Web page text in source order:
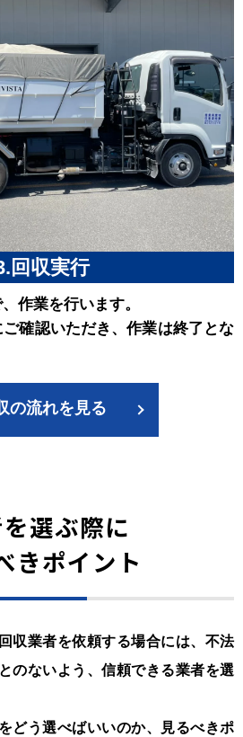
回収実行
作業を行います。
確認いただき、作業は終了とな
の流れを見る
選ぶ際に
きポイント
収業者を依頼する場合には、不法
のないよう、信頼できる業者を選
どう選べばいいのか、見るべきポ